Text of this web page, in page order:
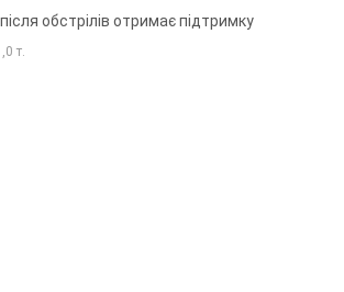
обстрілів отримає підтримку
т.